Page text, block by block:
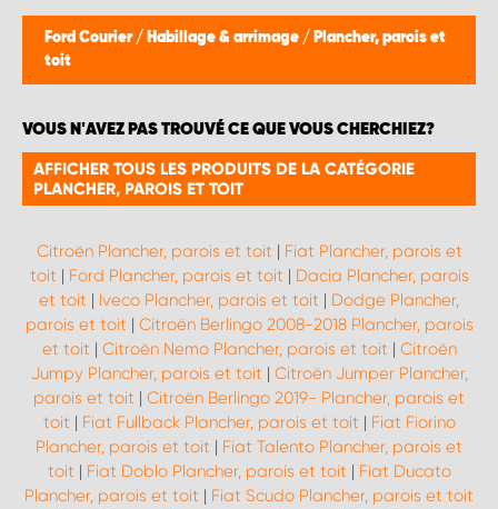
Ford Courier / Habillage & arrimage / Plancher, parois et
toit
VOUS N'AVEZ PAS TROUVÉ CE QUE VOUS CHERCHIEZ?
AFFICHER TOUS LES PRODUITS DE LA CATÉGORIE
PLANCHER, PAROIS ET TOIT
Citroën Plancher, parois et toit | Fiat Plancher, parois et
toit | Ford Plancher, parois et toit | Dacia Plancher, parois
et toit | Iveco Plancher, parois et toit | Dodge Plancher,
parois et toit | Citroën Berlingo 2008-2018 Plancher, parois
et toit | Citroën Nemo Plancher, parois et toit | Citroën
Jumpy Plancher, parois et toit | Citroën Jumper Plancher,
parois et toit | Citroën Berlingo 2019- Plancher, parois et
toit | Fiat Fullback Plancher, parois et toit | Fiat Fiorino
Plancher, parois et toit | Fiat Talento Plancher, parois et
toit | Fiat Doblo Plancher, parois et toit | Fiat Ducato
Plancher, parois et toit | Fiat Scudo Plancher, parois et toit
WORK SYSTEM LIMBURG-KEMPEN
WORK SYSTEM NAMUR
WORK SYSTEM WEST BY PRO-VAN